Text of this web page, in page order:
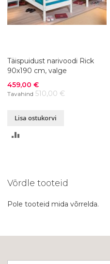
Täispuidust narivoodi Rick
90x190 cm, valge
Soodushind
459,00 €
Tavahind 510,00 €
Lisa ostukorvi
Võrdle tooteid
Pole tooteid mida võrrelda.